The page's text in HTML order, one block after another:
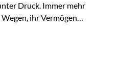
Druck. Immer mehr
ihr Vermögen
hier rücken reale und